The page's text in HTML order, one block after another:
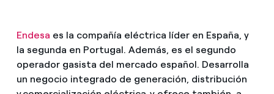
Endesa es la compañía eléctrica líder en España, y
la segunda en Portugal. Además, es el segundo
operador gasista del mercado español. Desarrolla
un negocio integrado de generación, distribución